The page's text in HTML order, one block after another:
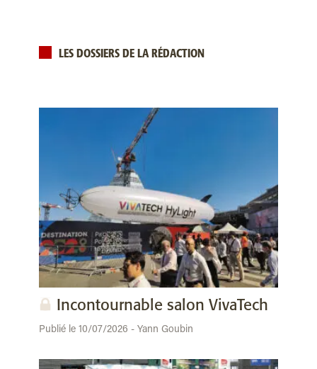
LES DOSSIERS DE LA RÉDACTION
Incontournable salon VivaTech
Publié le 10/07/2026 - Yann Goubin